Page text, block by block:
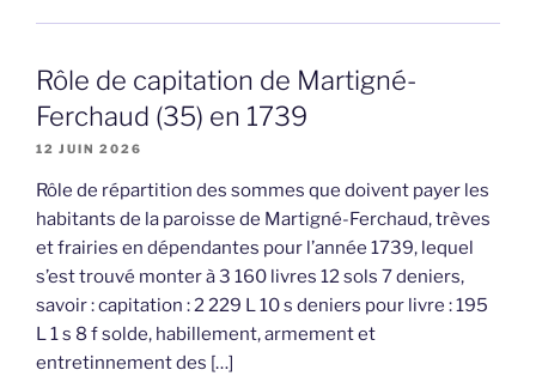
Rôle de capitation de Martigné-
Ferchaud (35) en 1739
12 JUIN 2026
Rôle de répartition des sommes que doivent payer les
habitants de la paroisse de Martigné-Ferchaud, trèves
et frairies en dépendantes pour l’année 1739, lequel
s’est trouvé monter à 3 160 livres 12 sols 7 deniers,
savoir : capitation : 2 229 L 10 s deniers pour livre : 195
L 1 s 8 f solde, habillement, armement et
entretinnement des […]